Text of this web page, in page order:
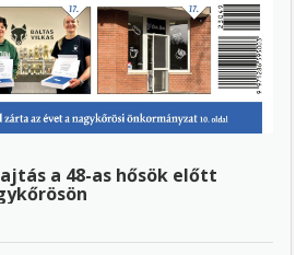
a 48-as hősök előtt